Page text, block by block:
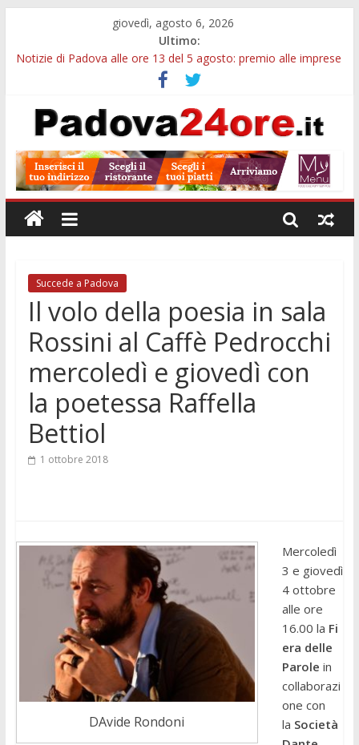
giovedì, agosto 6, 2026
Ultimo:
Notizie di Padova alle ore 13 del 5 agosto: premio alle imprese
Notizie di Padova alle ore 21: SIT torna all’utile, crescono le
auto nuove e concorsi comunali
Transizione 4.0, più tempo alle imprese del Padovano:
Quando le dimissioni non fanno perdere la NASpI: le tutele
previste nei casi di violenza di genere
Malattie neurodegenerative, uno studio dell’Università di
Padova parte dall’infiammazione intestinale
Succede a Padova
Il volo della poesia in sala
Rossini al Caffè Pedrocchi
mercoledì e giovedì con
la poetessa Raffella
Bettiol
1 ottobre 2018
DAvide Rondoni
Mercoledì
3 e giovedì
4 ottobre
alle ore
16.00 la Fi
era delle
Parole in
collaborazi
one con
la Società